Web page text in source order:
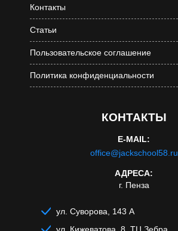
Контакты
Статьи
Пользовательское соглашение
Политика конфиденциальности
КОНТАКТЫ
E-MAIL:
office@jackschool58.ru
АДРЕСА:
г. Пенза
ул. Суворова, 143 А